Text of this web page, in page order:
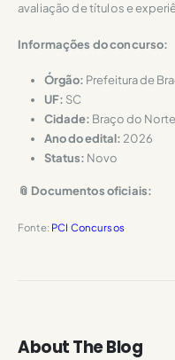
avaliação de títulos e
Informações do concurso:
Órgão: Prefeitura de
UF: SC
Cidade: Braço do Norte
Ano do edital: 2026
Status: Novo
📎 Documentos oficiais:
Fonte: PCI Concursos
About The Blog